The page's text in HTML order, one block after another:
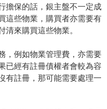
擔保的話，銀主盤不一定成
這些物業，購買者亦需要有
清來購買這些物業。
，例如物業管理費，亦需要
已經有註冊債權者會較為容
有註冊，那可能需要處理一